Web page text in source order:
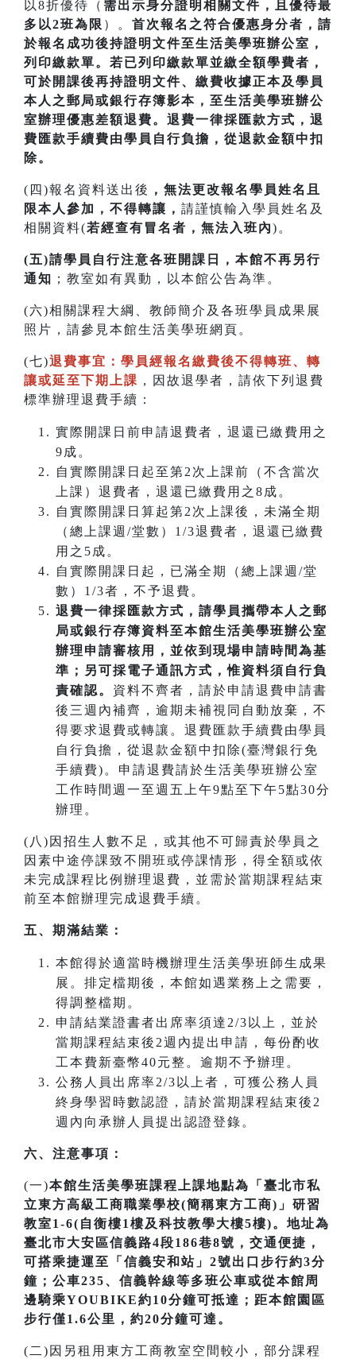
以8折優待（ 需出示身分證明相關文件，且優待最
多以2班為限 ）。 首次報名之符合優惠身分者，請
於報名成功後持證明文件至生活美學班辦公室，
列印繳款單。若已列印繳款單並繳全額學費者，
可於開課後再持證明文件、繳費收據正本及學員
本人之郵局或銀行存簿影本，至生活美學班辦公
室辦理優惠差額退費。 退費一律採匯款方式，退
費匯款手續費由學員自行負擔，從退款金額中扣
除。
(四)報名資料送出後 ，無法更改報名學員姓名且
限本人參加，不得轉讓， 請謹慎輸入學員姓名及
相關資料(若經查有冒名者，無法入班內)。
(五)請學員自行注意各班開課日，本館不再另行
通知 ；教室如有異動，以本館公告為準。
(六)相關課程大綱、教師簡介及各班學員成果展
照片，請參見本館生活美學班網頁。
(七)退費事宜：學員經報名繳費後不得轉班、 轉
讓或延至下期上課 ，因故退學者，請依下列退費
標準辦理退費手續：
實際開課日前申請退費者，退還已繳費用之
9成。
自實際開課日起至第2次上課前（不含當次
上課）退費者，退還已繳費用之8成。
自實際開課日算起第2次上課後，未滿全期
（總上課週/堂數）1/3退費者，退還已繳費
用之5成。
自實際開課日起，已滿全期（總上課週/堂
數）1/3者，不予退費。
退費一律採匯款方式，請學員攜帶本人之郵
局或銀行存簿資料至本館生活美學班辦公室
辦理申請審核用，並依到現場申請時間為基
準；另可採電子通訊方式，惟資料須自行負
責確認。 資料不齊者，請於申請退費申請書
後三週內補齊，逾期未補視同自動放棄，不
得要求退費或轉讓。退費匯款手續費由學員
自行負擔，從退款金額中扣除(臺灣銀行免
手續費)。申請退費請於生活美學班辦公室
工作時間週一至週五上午9點至下午5點30分
辦理。
(八)因招生人數不足，或其他不可歸責於學員之
因素中途停課致不開班或停課情形，得全額或依
未完成課程比例辦理退費，並需於當期課程結束
前至本館辦理完成退費手續。
五、期滿結業：
本館得於適當時機辦理生活美學班師生成果
展。排定檔期後，本館如遇業務上之需要，
得調整檔期。
申請結業證書者出席率須達2/3以上，並於
當期課程結束後2週內提出申請，每份酌收
工本費新臺幣40元整。逾期不予辦理。
公務人員出席率2/3以上者，可獲公務人員
終身學習時數認證，請於當期課程結束後2
週內向承辦人員提出認證登錄。
六、注意事項：
(一)本館生活美學班課程上課地點為「臺北市私
立東方高級工商職業學校(簡稱東方工商)」研習
教室1-6(自衡樓1樓及科技教學大樓5樓)。地址為
臺北市大安區信義路4段186巷8號，交通便捷，
可搭乘捷運至「信義安和站」2號出口步行約3分
鐘；公車235、信義幹線等多班公車或從本館周
邊騎乘YOUBIKE約10分鐘可抵達；距本館園區
步行僅1.6公里，約20分鐘可達。
(二)因另租用東方工商教室空間較小，部分課程